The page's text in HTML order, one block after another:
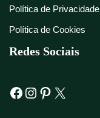
Política de Privacidade
Política de Cookies
Redes Sociais